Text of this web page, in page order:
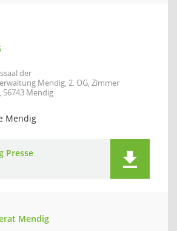
der
Mendig, 2. OG, Zimmer
56743 Mendig
Mendig
Presse
Mendig